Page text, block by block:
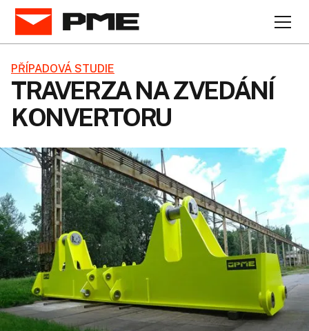
PŘÍPADOVÁ STUDIE
TRAVERZA NA ZVEDÁNÍ
KONVERTORU